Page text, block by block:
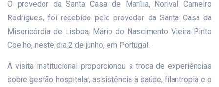
O provedor da Santa Casa de Marília, Norival Carneiro
Rodrigues, foi recebido pelo provedor da Santa Casa da
Misericórdia de Lisboa, Mário do Nascimento Vieira Pinto
Coelho, neste dia 2 de junho, em Portugal.
A visita institucional proporcionou a troca de experiências
sobre gestão hospitalar, assistência à saúde, filantropia e o